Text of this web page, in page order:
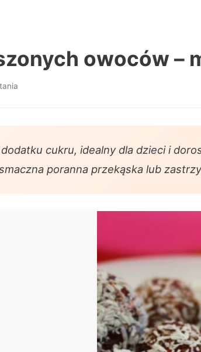
owoców –
cukru, idealny dla dzieci i
poranna przekąska lub